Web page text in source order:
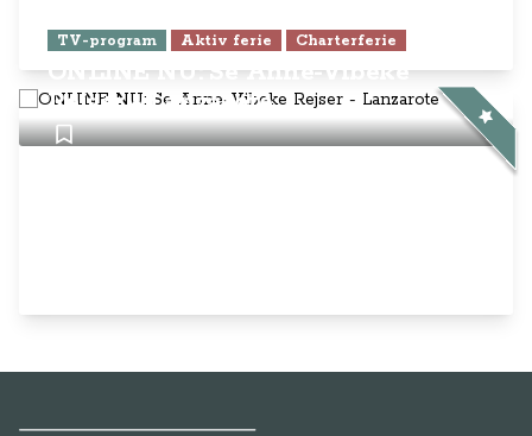
TV-program Aktiv ferie Charterferie
ONLINE NU: Se Anne-Vibeke
Rejser - Lanzarote